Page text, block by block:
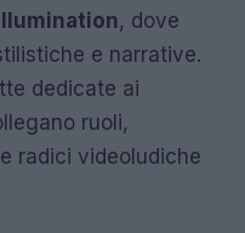
Illumination, dove
e narrative.
dedicate ai
ruoli,
radici videoludiche